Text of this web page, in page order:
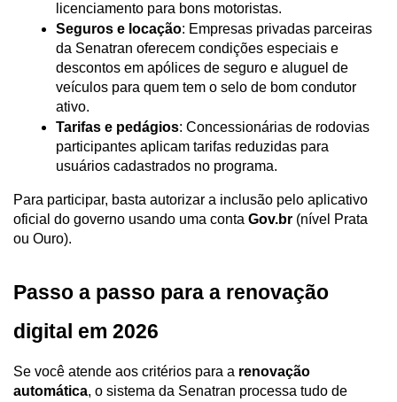
licenciamento para bons motoristas.
Seguros e locação: Empresas privadas parceiras
da Senatran oferecem condições especiais e
descontos em apólices de seguro e aluguel de
veículos para quem tem o selo de bom condutor
ativo.
Tarifas e pedágios: Concessionárias de rodovias
participantes aplicam tarifas reduzidas para
usuários cadastrados no programa.
Para participar, basta autorizar a inclusão pelo aplicativo
oficial do governo usando uma conta Gov.br (nível Prata
ou Ouro).
Passo a passo para a renovação
digital em 2026
Se você atende aos critérios para a renovação
automática, o sistema da Senatran processa tudo de